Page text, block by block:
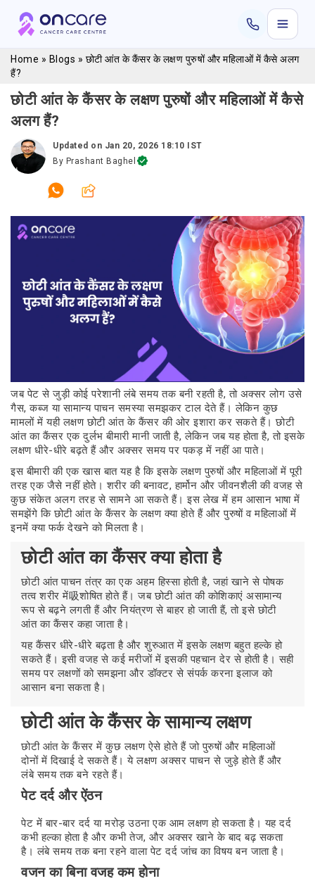
Home » Blogs » छोटी आंत के कैंसर के लक्षण पुरुषों और महिलाओं में कैसे अलग
हैं?
छोटी आंत के कैंसर के लक्षण पुरुषों और महिलाओं में कैसे
अलग हैं?
Updated on Jan 20, 2026 18:10 IST
By Prashant Baghel
जब पेट से जुड़ी कोई परेशानी लंबे समय तक बनी रहती है, तो अक्सर लोग उसे
गैस, कब्ज या सामान्य पाचन समस्या समझकर टाल देते हैं। लेकिन कुछ
मामलों में यही लक्षण छोटी आंत के कैंसर की ओर इशारा कर सकते हैं। छोटी
आंत का कैंसर एक दुर्लभ बीमारी मानी जाती है, लेकिन जब यह होता है, तो इसके
लक्षण धीरे-धीरे बढ़ते हैं और अक्सर समय पर पकड़ में नहीं आ पाते।
इस बीमारी की एक खास बात यह है कि इसके लक्षण पुरुषों और महिलाओं में पूरी
तरह एक जैसे नहीं होते। शरीर की बनावट, हार्मोन और जीवनशैली की वजह से
कुछ संकेत अलग तरह से सामने आ सकते हैं। इस लेख में हम आसान भाषा में
समझेंगे कि छोटी आंत के कैंसर के लक्षण क्या होते हैं और पुरुषों व महिलाओं में
इनमें क्या फर्क देखने को मिलता है।
छोटी आंत का कैंसर क्या होता है
छोटी आंत पाचन तंत्र का एक अहम हिस्सा होती है, जहां खाने से पोषक
तत्व शरीर में吸शोषित होते हैं। जब छोटी आंत की कोशिकाएं असामान्य
रूप से बढ़ने लगती हैं और नियंत्रण से बाहर हो जाती हैं, तो इसे छोटी
आंत का कैंसर कहा जाता है।
यह कैंसर धीरे-धीरे बढ़ता है और शुरुआत में इसके लक्षण बहुत हल्के हो
सकते हैं। इसी वजह से कई मरीजों में इसकी पहचान देर से होती है। सही
समय पर लक्षणों को समझना और डॉक्टर से संपर्क करना इलाज को
आसान बना सकता है।
छोटी आंत के कैंसर के सामान्य लक्षण
छोटी आंत के कैंसर में कुछ लक्षण ऐसे होते हैं जो पुरुषों और महिलाओं
दोनों में दिखाई दे सकते हैं। ये लक्षण अक्सर पाचन से जुड़े होते हैं और
लंबे समय तक बने रहते हैं।
पेट दर्द और ऐंठन
पेट में बार-बार दर्द या मरोड़ उठना एक आम लक्षण हो सकता है। यह दर्द
कभी हल्का होता है और कभी तेज, और अक्सर खाने के बाद बढ़ सकता
है। लंबे समय तक बना रहने वाला पेट दर्द जांच का विषय बन जाता है।
वजन का बिना वजह कम होना